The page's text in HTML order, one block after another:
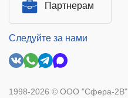
Партнерам
Следуйте за нами
1998-2026 © ООО "Сфера-2В"